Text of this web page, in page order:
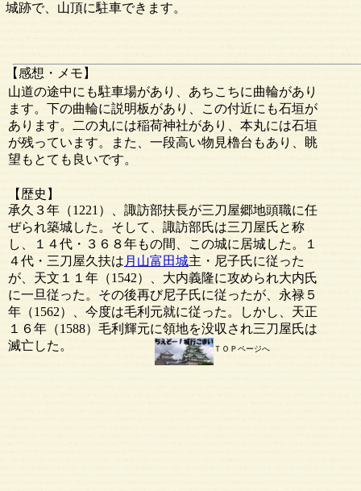
【感想・メモ】
【歴史】
ＴＯＰページへ
城跡で、山頂に駐車できます。
山道の途中にも駐車場があり、あちこちに曲輪があり
ます。下の曲輪に説明板があり、この付近にも石垣が
あります。二の丸には稲荷神社があり、本丸には石垣
が残っています。また、一段高い物見櫓台もあり、眺
望もとても良いです。
承久３年（1221）、諏訪部扶長が三刀屋郷地頭職に任
ぜられ築城した。そして、諏訪部氏は三刀屋氏と称
し、１４代・３６８年もの間、この城に居城した。１
４代・三刀屋久扶は 月山富田城主・尼子氏に従った
が、天文１１年（1542）、大内義隆に攻められ大内氏
に一旦従った。その後再び尼子氏に従ったが、永禄５
年（1562）、今度は毛利元就に従った。しかし、天正
１６年（1588）毛利輝元に領地を没収され三刀屋氏は
滅亡した。